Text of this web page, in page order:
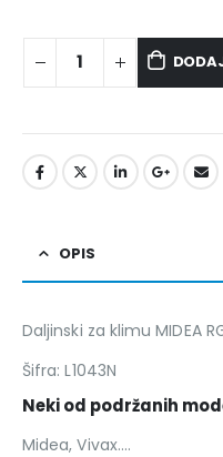
OPIS
Daljinski za klimu MIDEA
Šifra: L1043N
Neki od podržanih
Midea, Vivax….